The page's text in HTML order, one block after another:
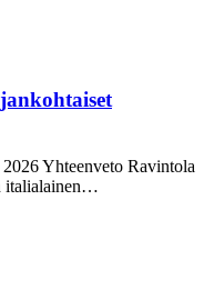
Yhteenveto Ravintola
italialainen…